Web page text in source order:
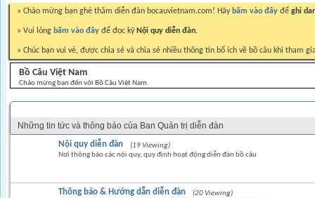
» Chào mừng bạn ghé thăm diễn đàn bocauvietnam.com! Hãy bấm vào đây để ghi
» Vui lòng bấm vào đây để đọc kỹ Nội quy diễn đàn.
» Chúc bạn vui vẻ, được chia sẻ và chia sẻ nhiều thông tin bổ ích về bồ câu khi tham
Bồ Câu Việt Nam
Chào mừng bạn đến với Bồ Câu Việt Nam.
Những tin tức và thông báo của Ban Quản trị diễn đàn
Nội quy diễn đàn
(19 Viewing)
Nơi thông báo các nội quy, quy định hoạt động diễn đàn bồ câu
Thông báo & Hướng dẫn diễn đàn
(20 Viewing)